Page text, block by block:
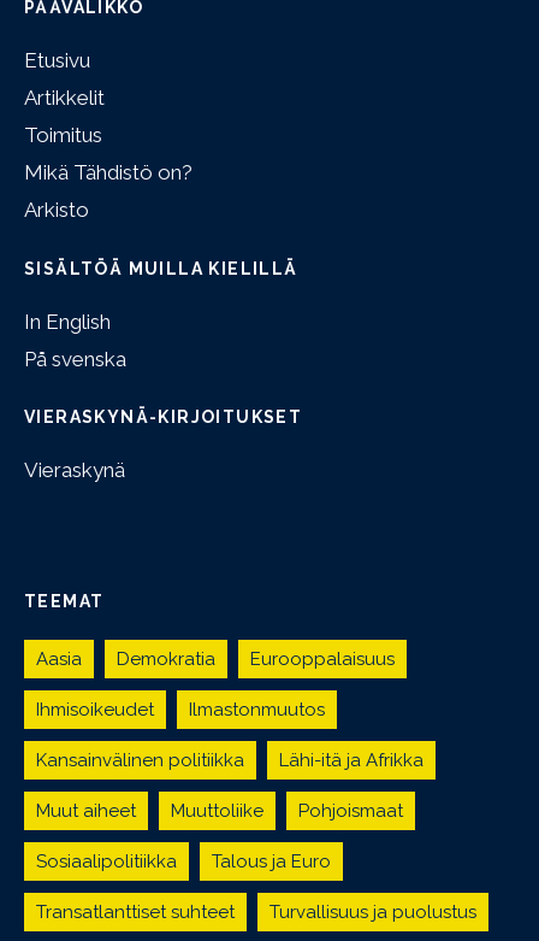
PÄÄVALIKKO
Etusivu
Artikkelit
Toimitus
Mikä Tähdistö on?
Arkisto
SISÄLTÖÄ MUILLA KIELILLÄ
In English
På svenska
VIERASKYNÄ-KIRJOITUKSET
Vieraskynä
TEEMAT
Aasia Demokratia Eurooppalaisuus
Ihmisoikeudet Ilmastonmuutos
Kansainvälinen politiikka Lähi-itä ja Afrikka
Muut aiheet Muuttoliike Pohjoismaat
Sosiaalipolitiikka Talous ja Euro
Transatlanttiset suhteet Turvallisuus ja puolustus